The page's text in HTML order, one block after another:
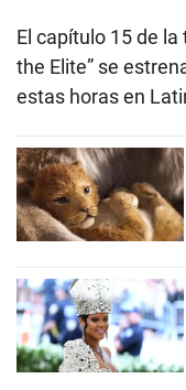
El capítulo 15 de
the Elite” se
estas horas en